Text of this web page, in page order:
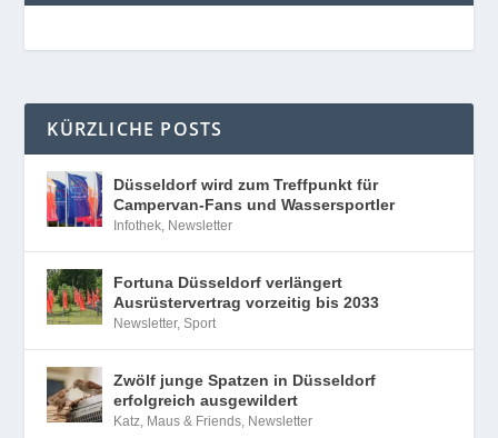
KÜRZLICHE POSTS
Düsseldorf wird zum Treffpunkt für
Campervan-Fans und Wassersportler
Infothek, Newsletter
Fortuna Düsseldorf verlängert
Ausrüstervertrag vorzeitig bis 2033
Newsletter,Sport
Zwölf junge Spatzen in Düsseldorf
erfolgreich ausgewildert
Katz, Maus & Friends, Newsletter